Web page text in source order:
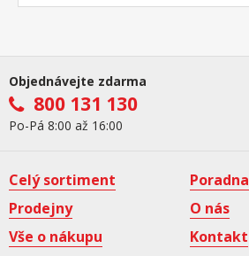
Objednávejte zdarma
800 131 130
Po-Pá 8:00 až 16:00
Celý sortiment
Poradna
Prodejny
O nás
Vše o nákupu
Kontakt